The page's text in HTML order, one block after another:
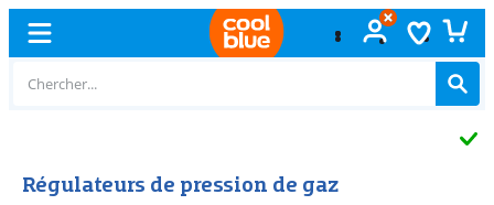
Régulateurs de pression de gaz